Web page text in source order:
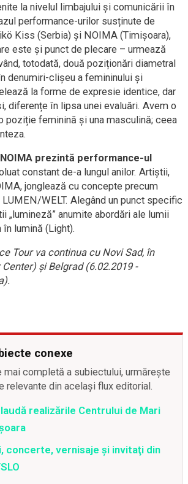
la nivelul limbajului şi comunicării în
performance-urilor susținute de
Kiss (Serbia) și NOIMA (Timișoara),
este și punct de plecare – urmează
totodată, două poziționări diametral
denumiri-clișeu a femininului și
la forme de expresie identice, dar
diferențe în lipsa unei evaluări. Avem o
poziție feminină și una masculină; ceea
prezintă performance-ul
constant de-a lungul anilor. Artiștii,
jonglează cu concepte precum
WELT. Alegând un punct specific
„lumineză” anumite abordări ale lumii
lumină (Light).
Tour va continua cu Novi Sad, în
și Belgrad (6.02.2019 -
conexe
mai completă a subiectului, urmărește
relevante din același flux editorial.
realizările Centrului de Mari
concerte, vernisaje şi invitaţi din